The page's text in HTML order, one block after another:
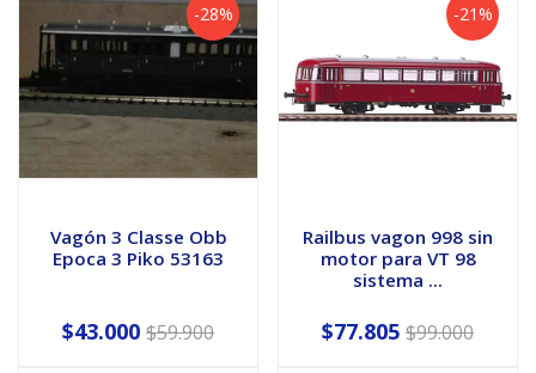
-28%
Vagón 3 Classe Obb
Epoca 3 Piko 53163
$43.000 $59.900
-21%
Railbus vagon 998 sin
motor para VT 98
sistema ...
$77.805 $99.000